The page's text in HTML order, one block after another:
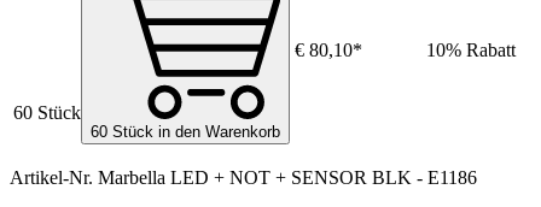
60 Stück
60 Stück in den Warenkorb
€ 80,10* 10% Rabatt
Artikel-Nr. Marbella LED + NOT + SENSOR BLK - E1186